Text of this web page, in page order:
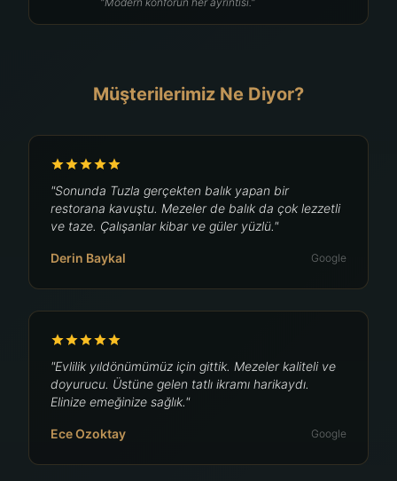
Müşterilerimiz Ne Diyor?
"Sonunda Tuzla gerçekten balık yapan bir
restorana kavuştu. Mezeler de balık da çok lezzetli
ve taze. Çalışanlar kibar ve güler yüzlü."
Derin Baykal Google
"Evlilik yıldönümümüz için gittik. Mezeler kaliteli ve
doyurucu. Üstüne gelen tatlı ikramı harikaydı.
Elinize emeğinize sağlık."
Ece Ozoktay Google